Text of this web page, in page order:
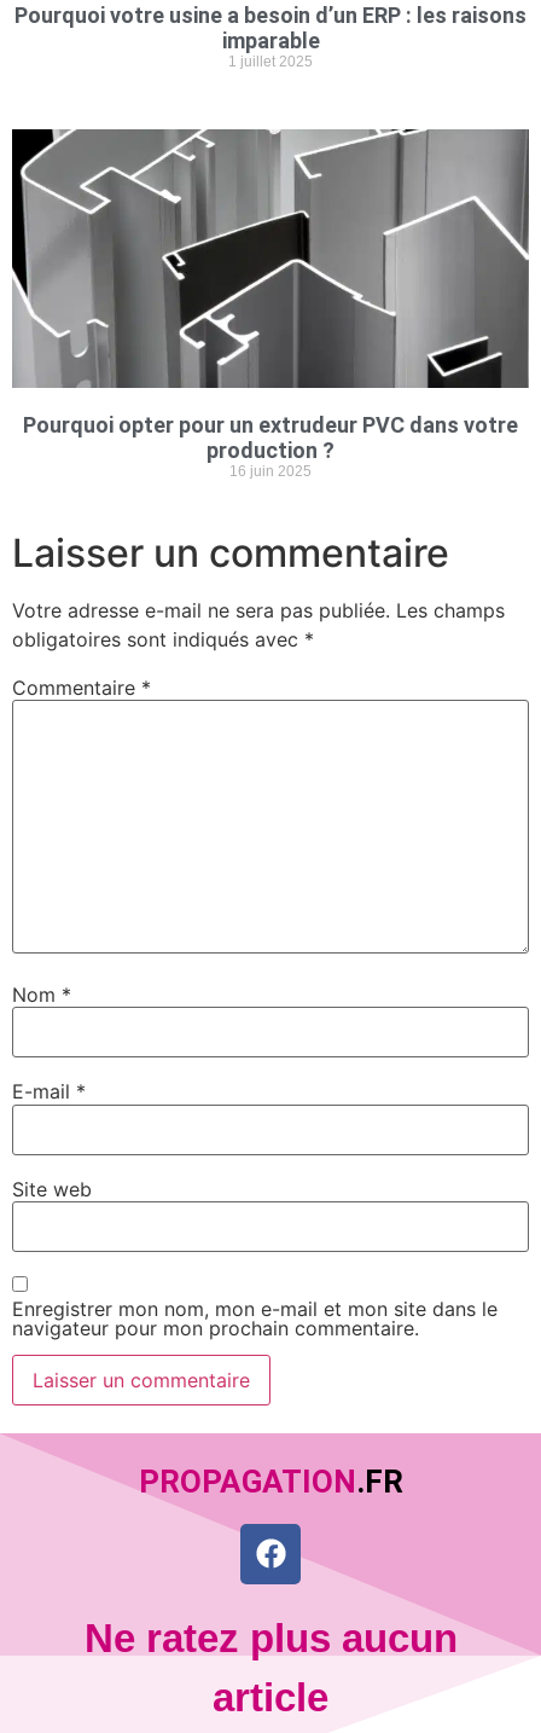
Pourquoi votre usine a besoin d’un ERP : les raisons
imparable
1 juillet 2025
Pourquoi opter pour un extrudeur PVC dans votre
production ?
16 juin 2025
Laisser un commentaire
Votre adresse e-mail ne sera pas publiée. Les champs
obligatoires sont indiqués avec *
Commentaire *
Nom *
E-mail *
Site web
Enregistrer mon nom, mon e-mail et mon site dans le
navigateur pour mon prochain commentaire.
PROPAGATION.FR
Ne ratez plus aucun
article